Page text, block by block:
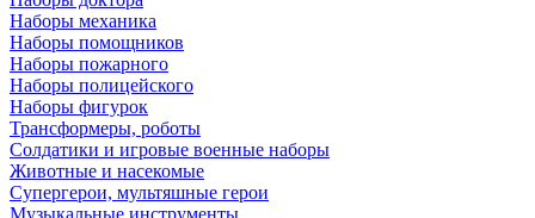
Наборы механика
Наборы помощников
Наборы пожарного
Наборы полицейского
Наборы фигурок
Трансформеры, роботы
Солдатики и игровые военные наборы
Животные и насекомые
Супергерои, мультяшные герои
Музыкальные инструменты